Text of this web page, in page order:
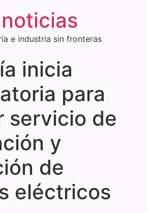
e industria sin fronteras
inicia
para
servicio de
y
de
eléctricos